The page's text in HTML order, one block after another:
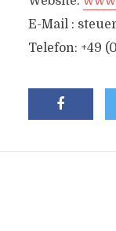
E-Mail :
Telefon: +49